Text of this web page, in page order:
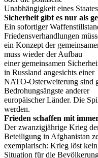
Unabhängigkeit eines
Sicherheit gibt es nur als
Ein sofortiger
Friedensverhandlungen
ein Konzept der
muss wieder der Aufbau
einer gemeinsamen
in Russland angesichts einer
NATO-Osterweiterung sind
Bedrohungsängste anderer
europäischer Länder. Die
werden.
Frieden schaffen mit
Der zwanzigjährige Krieg
Beteiligung in Afghanistan
exemplarisch: Krieg löst
Situation für die